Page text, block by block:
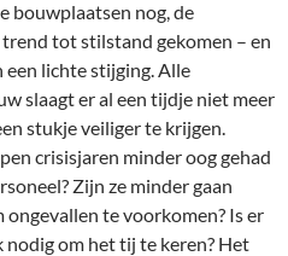
bouwplaatsen nog, de
tot stilstand gekomen – en
een lichte stijging. Alle
slaagt er al een tijdje niet meer
stukje veiliger te krijgen.
crisisjaren minder oog gehad
Zijn ze minder gaan
te voorkomen? Is er
nodig om het tij te keren? Het